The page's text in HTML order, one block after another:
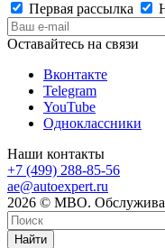
Первая рассылка
Оставайтесь на связи
Вконтакте
Telegram
YouTube
Одноклассники
Наши контакты
+7 (499) 288-85-56
ae@autoexpert.ru
2026 © МВО.
Найти